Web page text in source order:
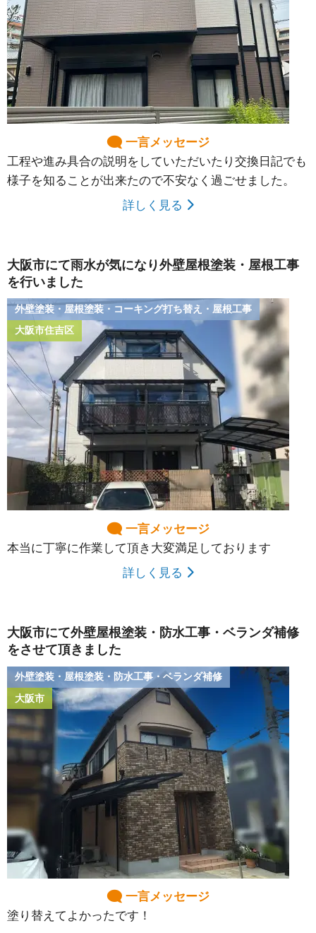
一言メッセージ
工程や進み具合の説明をしていただいたり交換日記でも
様子を知ることが出来たので不安なく過ごせました。
詳しく見る
大阪市にて雨水が気になり外壁屋根塗装・屋根工事
を行いました
外壁塗装・屋根塗装・コーキング打ち替え・屋根工事
大阪市住吉区
一言メッセージ
本当に丁寧に作業して頂き大変満足しております
詳しく見る
大阪市にて外壁屋根塗装・防水工事・ベランダ補修
をさせて頂きました
外壁塗装・屋根塗装・防水工事・ベランダ補修
大阪市
一言メッセージ
塗り替えてよかったです！